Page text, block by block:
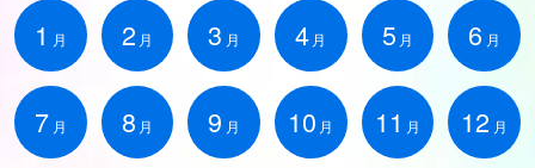
1 月 2 月 3 月 4 月 5 月 6 月
7 月 8 月 9 月 10 月 11 月 12 月